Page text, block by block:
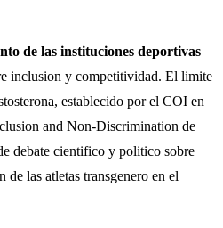
de las instituciones deportivas
inclusion y competitividad. El limite
establecido por el COI en
and Non-Discrimination de
debate cientifico y politico sobre
las atletas transgenero en el